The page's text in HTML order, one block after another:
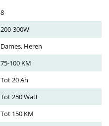
8
200-300W
Dames, Heren
75-100 KM
Tot 20 Ah
Tot 250 Watt
Tot 150 KM